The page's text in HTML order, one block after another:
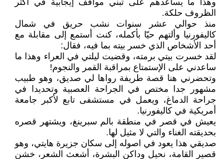
وهذا ما يساعدهم على تبني مواقف إيجابية في أكثر
الظروف حلكة.
منذ حوالي عشر سنوات نشب حريق في شمال
كاليفورنيا وألتهم حيّا بأكمله، كنت أستمع إلى مقابلة مع
أحد الأشخاص الذي خسر بيته بما فيه، فقال:
لقد خسرت بيتي برمته، وقضيت ليلتي في العراء وهذا ما
ساعدني على الإستمتاع بمراقبة القمر والنجوم!
وتحضرني هنا قصة طريفة رواها لي صديق، وهو طبيب
مشهور جدا مختص في الجراحة العصبية وتحديدا في
جراحة الدماغ، ويعمل في مستشفى تابع لأكبر جامعة
أمريكية في كاليفورنيا.
يعيش في قصر في منطقة بالم سبرينغ، ويشتهر قصره
بحديقته الغناء والتي لا مثيل لها.
صديقي هذا يعود في اصوله إلى سكان جزيرة هايتي، وهو
قصير القامة، نحيل وداكن البشرة، أشعث الشعر، خشن